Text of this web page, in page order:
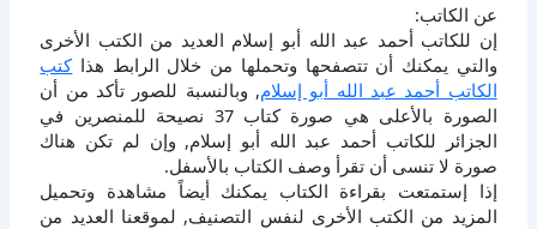
عن الكاتب:
إن للكاتب أحمد عبد الله أبو إسلام العديد من الكتب الأخرى
والتي يمكنك أن تتصفحها وتحملها من خلال الرابط هذاكتب
الكاتب أحمد عبد الله أبو إسلام, وبالنسبة للصور تأكد من أن
الصورة بالأعلى هي صورة كتاب 37 نصيحة للمنصرين في
الجزائر للكاتب أحمد عبد الله أبو إسلام, وإن لم تكن هناك
صورة لا تنسى أن تقرأ وصف الكتاب بالأسفل.
إذا إستمتعت بقراءة الكتاب يمكنك أيضاً مشاهدة وتحميل
المزيد من الكتب الأخرى لنفس التصنيف, لموقعنا العديد من